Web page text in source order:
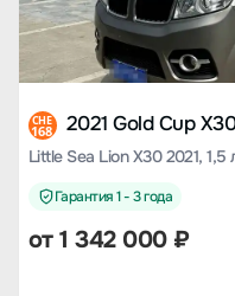
CHE
168 2021 Gold Cup X30
Гарантия 1 - 3 года
от1 342 000₽